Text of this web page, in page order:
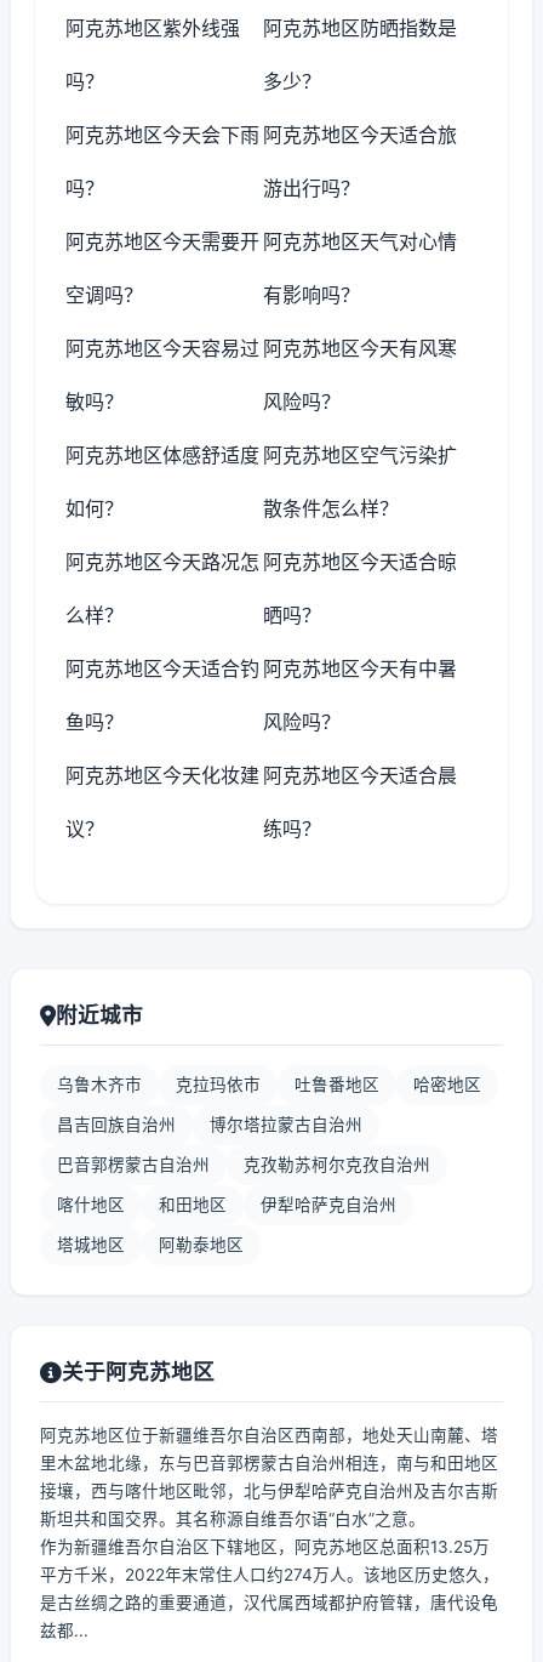
阿克苏地区紫外线强
吗？
阿克苏地区防晒指数是
多少？
阿克苏地区今天会下雨
吗？
阿克苏地区今天适合旅
游出行吗？
阿克苏地区今天需要开
空调吗？
阿克苏地区天气对心情
有影响吗？
阿克苏地区今天容易过
敏吗？
阿克苏地区今天有风寒
风险吗？
阿克苏地区体感舒适度
如何？
阿克苏地区空气污染扩
散条件怎么样？
阿克苏地区今天路况怎
么样？
阿克苏地区今天适合晾
晒吗？
阿克苏地区今天适合钓
鱼吗？
阿克苏地区今天有中暑
风险吗？
阿克苏地区今天化妆建
议？
阿克苏地区今天适合晨
练吗？
附近城市
乌鲁木齐市 克拉玛依市 吐鲁番地区 哈密地区
昌吉回族自治州 博尔塔拉蒙古自治州
巴音郭楞蒙古自治州 克孜勒苏柯尔克孜自治州
喀什地区 和田地区 伊犁哈萨克自治州
塔城地区 阿勒泰地区
关于阿克苏地区
阿克苏地区位于新疆维吾尔自治区西南部，地处天山南麓、塔
里木盆地北缘，东与巴音郭楞蒙古自治州相连，南与和田地区
接壤，西与喀什地区毗邻，北与伊犁哈萨克自治州及吉尔吉斯
斯坦共和国交界。其名称源自维吾尔语“白水”之意。
作为新疆维吾尔自治区下辖地区，阿克苏地区总面积13.25万
平方千米，2022年末常住人口约274万人。该地区历史悠久，
是古丝绸之路的重要通道，汉代属西域都护府管辖，唐代设龟
兹都...